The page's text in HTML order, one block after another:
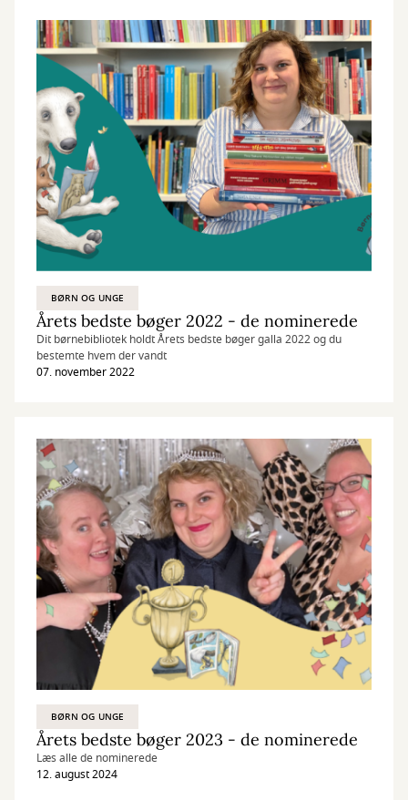
BØRN OG UNGE
Årets bedste bøger 2022 - de nominerede
Dit børnebibliotek holdt Årets bedste bøger galla 2022 og du
bestemte hvem der vandt
07. november 2022
BØRN OG UNGE
Årets bedste bøger 2023 - de nominerede
Læs alle de nominerede
12. august 2024